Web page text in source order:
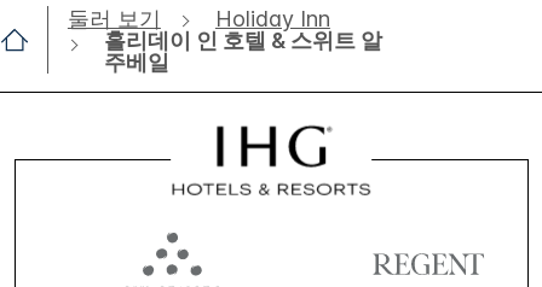
둘러 보기
Holiday Inn
홀리데이 인 호텔 & 스위트 알
주베일